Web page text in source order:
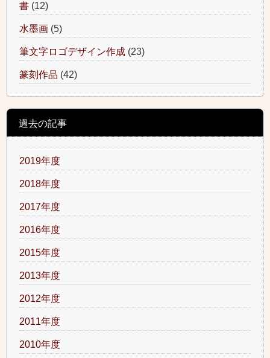
書 (12)
水墨画 (5)
筆文字ロゴデザイン作成 (23)
篆刻作品 (42)
過去の記事
2019年度
2018年度
2017年度
2016年度
2015年度
2013年度
2012年度
2011年度
2010年度